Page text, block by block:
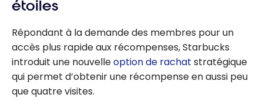
étoiles
Répondant à la demande des membres pour un
accès plus rapide aux récompenses, Starbucks
introduit une nouvelleoption de rachat stratégique
qui permet d’obtenir une récompense en aussi peu
que quatre visites.